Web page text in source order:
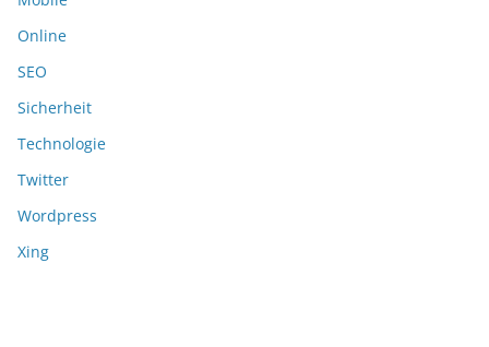
Online
SEO
Sicherheit
Technologie
Twitter
Wordpress
Xing